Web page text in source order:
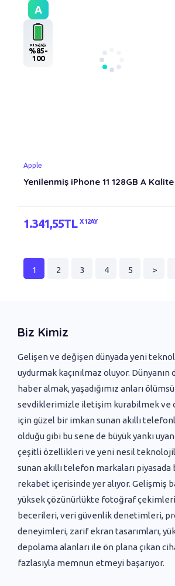
A
Pil Sağlığı
%85-
100
Apple
Yenilenmiş iPhone 11 128GB A Kalite
1.341,55TL X 12AY
1 2 3 4 5 >
Biz Kimiz
Gelişen ve değişen dünyada yeni
uydurmak kaçınılmaz oluyor. Dünyanın
haber almak, yaşadığımız anları
sevdiklerimizle iletişim kurabilmek ve
için güzel bir imkan sunan akıllı
olduğu gibi bu sene de büyük yankı
çeşitli özellikleri ve yeni nesil
sunan akıllı telefon markaları
rekabet içerisinde yer alıyor. Gelişmiş
yüksek çözünürlükte fotoğraf
becerileri, veri güvenlik denetimleri,
deneyimleri, zarif ekran tasarımları,
depolama alanları ile ön plana çıkan
fazlasıyla memnun etmeyi başarıyor.